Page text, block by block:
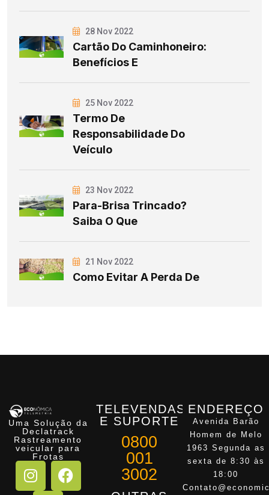
28 Nov 2022
Cartão Do Caminhoneiro:
Benefícios E
25 Nov 2022
Termo De
Responsabilidade Do
Veículo
23 Nov 2022
Para-Brisa Trincado?
Saiba O Que
21 Nov 2022
Como Evitar A Perda De
Uma Solução da
Declatrack
Rastreamento
veicular para
Frotas
TELEVENDAS
E SUPORTE
0800
001
3002
ENDEREÇO
Avenida Barão
Homem de Melo
1963 Segunda as
sexta de 8:30 às
18:00